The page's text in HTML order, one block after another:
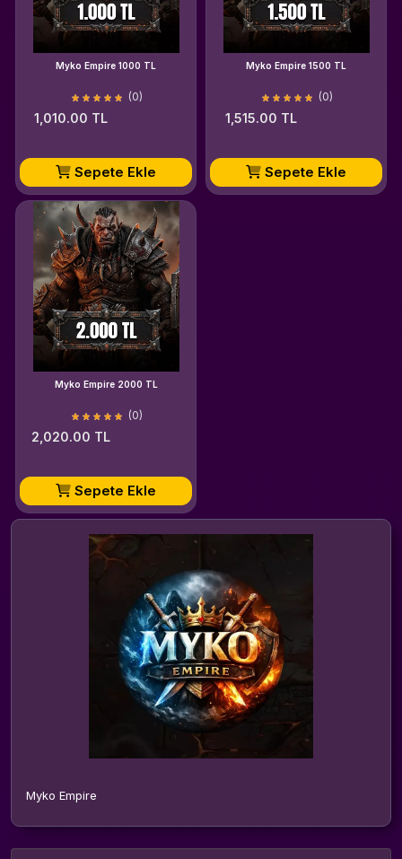
Myko Empire 1000 TL
(0)
1,010.00 TL
Sepete Ekle
Myko Empire 1500 TL
(0)
1,515.00 TL
Sepete Ekle
Myko Empire 2000 TL
(0)
2,020.00 TL
Sepete Ekle
Myko Empire